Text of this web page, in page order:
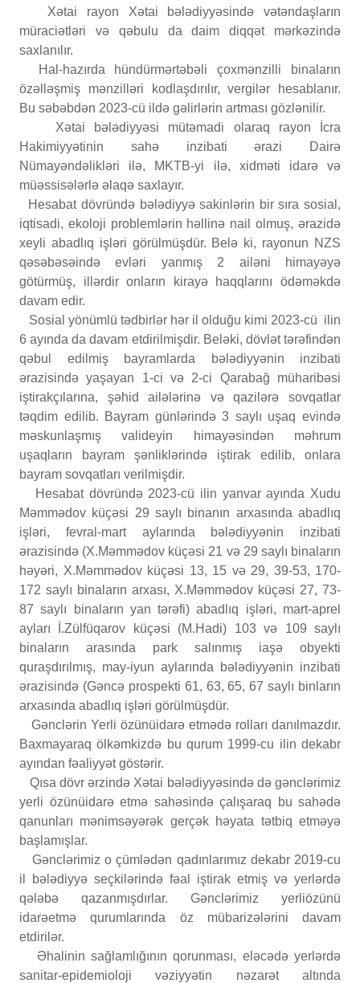
Xətai rayon Xətai bələdiyyəsində vətəndaşların
müraciətləri və qəbulu da daim diqqət mərkəzində
saxlanılır.
Hal-hazırda hündürmərtəbəli çoxmənzilli binaların
özəlləşmiş mənzilləri kodlaşdırılır, vergilər hesablanır.
Bu səbəbdən 2023-cü ildə gəlirlərin artması gözlənilir.
Xətai bələdiyyəsi mütəmadi olaraq rayon İcra
Hakimiyyətinin sahə inzibati ərazi Dairə
Nümayəndəlikləri ilə, MKTB-yi ilə, xidməti idarə və
müəssisələrlə əlaqə saxlayır.
Hesabat dövründə bələdiyyə sakinlərin bir sıra sosial,
iqtisadi, ekoloji problemlərin həllinə nail olmuş, ərazidə
xeyli abadlıq işləri görülmüşdür. Belə ki, rayonun NZS
qəsəbəsəində evləri yanmış 2 ailəni himayəyə
götürmüş, illərdir onların kirayə haqqlarını ödəməkdə
davam edir.
Sosial yönümlü tədbirlər hər il olduğu kimi 2023-cü ilin
6 ayında da davam etdirilmişdir. Beləki, dövlət tərəfindən
qəbul edilmiş bayramlarda bələdiyyənin inzibati
ərazisində yaşayan 1-ci və 2-ci Qarabağ müharibəsi
iştirakçılarına, şəhid ailələrinə və qazilərə sovqatlar
təqdim edilib. Bayram günlərində 3 saylı uşaq evində
məskunlaşmış valideyin himayəsindən məhrum
uşaqların bayram şənliklərində iştirak edilib, onlara
bayram sovqatları verilmişdir.
Hesabat dövründə 2023-cü ilin yanvar ayında Xudu
Məmmədov küçəsi 29 saylı binanın arxasında abadlıq
işləri, fevral-mart aylarında bələdiyyənin inzibati
ərazisində (X.Məmmədov küçəsi 21 və 29 saylı binaların
həyəri, X.Məmmədov küçəsi 13, 15 və 29, 39-53, 170-
172 saylı binaların arxası, X.Məmmədov küçəsi 27, 73-
87 saylı binaların yan tərəfi) abadlıq işləri, mart-aprel
ayları İ.Zülfüqarov küçəsi (M.Hadi) 103 və 109 saylı
binaların arasında park salınmış iaşə obyekti
quraşdırılmış, may-iyun aylarında bələdiyyənin inzibati
ərazisində (Gəncə prospekti 61, 63, 65, 67 saylı binların
arxasında abadlıq işləri görülmüşdür.
Gənclərin Yerli özünüidarə etmədə rolları danılmazdır.
Baxmayaraq ölkəmkizdə bu qurum 1999-cu ilin dekabr
ayından fəaliyyət göstərir.
Qısa dövr ərzində Xətai bələdiyyəsində də gənclərimiz
yerli özünüidarə etmə sahəsində çalışaraq bu sahədə
qanunları mənimsəyərək gerçək həyata tətbiq etməyə
başlamışlar.
Gənclərimiz o çümlədən qadınlarımız dekabr 2019-cu
il bələdiyyə seçkilərində fəal iştirak etmiş və yerlərdə
qələbə qazanmışdırlar. Gənclərimiz yerliözünü
idarəetmə qurumlarında öz mübarizələrini davam
etdirilər.
Əhalinin sağlamlığının qorunması, eləcədə yerlərdə
sanitar-epidemioloji vəziyyətin nəzarət altında